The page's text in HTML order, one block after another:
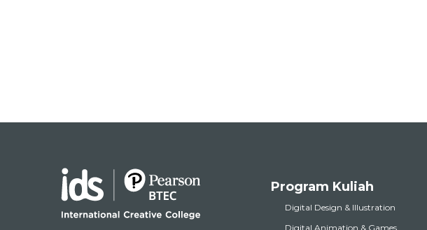
Program Kuliah
Digital Design & Illustration
Digital Animation & Games